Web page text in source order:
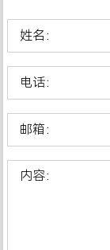
姓名：
电话：
邮箱：
内容：